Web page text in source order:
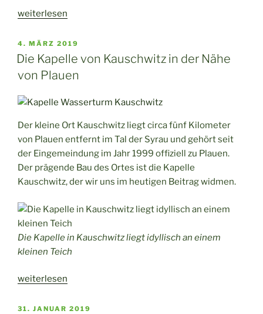
„Henry
de
Velde
Museum
Schulenburg
ein
Kleinod
in
Gera“
weiterlesen
VERÖFFENTLICHT
AM
4. MÄRZ 2019
Die Kapelle von Kauschwitz in der Nähe
von Plauen
Der kleine Ort Kauschwitz liegt circa fünf Kilometer
von Plauen entfernt im Tal der Syrau und gehört seit
der Eingemeindung im Jahr 1999 offiziell zu Plauen.
Der prägende Bau des Ortes ist die Kapelle
Kauschwitz, der wir uns im heutigen Beitrag widmen.
Die Kapelle in Kauschwitz liegt idyllisch an einem
kleinen Teich
„Die
von
weiterlesen
VERÖFFENTLICHT
31. JANUAR 2019